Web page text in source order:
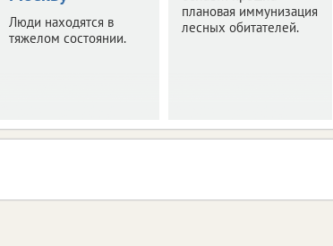
Люди находятся в
тяжелом состоянии.
плановая иммунизация
лесных обитателей.